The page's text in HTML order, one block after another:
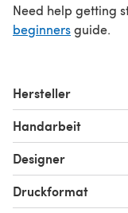
Need help getting
beginnersguide.
Hersteller
Handarbeit
Designer
Druckformat